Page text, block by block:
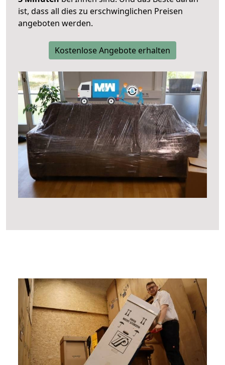
ist, dass all dies zu erschwinglichen Preisen
angeboten werden.
Kostenlose Angebote erhalten